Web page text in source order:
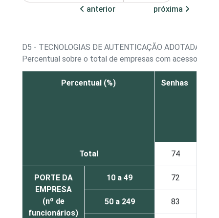
anterior
próxima
D5 - TECNOLOGIAS DE AUTENTICAÇÃO ADOTADAS
Percentual sobre o total de empresas com acesso à
Percentual (%) Senhas
Total 74
PORTE DA
EMPRESA
(nº de
funcionários)
10 a 49 72
50 a 249 83